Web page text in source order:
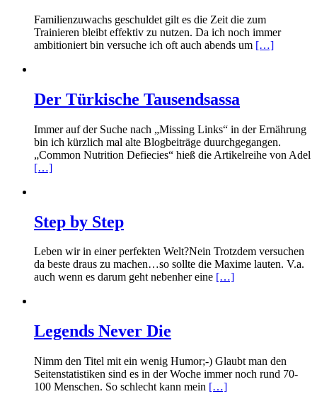
Familienzuwachs geschuldet gilt es die Zeit die zum
Trainieren bleibt effektiv zu nutzen. Da ich noch immer
ambitioniert bin versuche ich oft auch abends um […]
Der Türkische Tausendsassa
Immer auf der Suche nach „Missing Links“ in der Ernährung
bin ich kürzlich mal alte Blogbeiträge duurchgegangen.
„Common Nutrition Defiecies“ hieß die Artikelreihe von Adel
[…]
Step by Step
Leben wir in einer perfekten Welt?Nein Trotzdem versuchen
da beste draus zu machen…so sollte die Maxime lauten. V.a.
auch wenn es darum geht nebenher eine […]
Legends Never Die
Nimm den Titel mit ein wenig Humor;-) Glaubt man den
Seitenstatistiken sind es in der Woche immer noch rund 70-
100 Menschen. So schlecht kann mein […]